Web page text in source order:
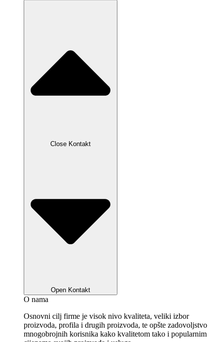
Close Kontakt
Open Kontakt
O nama
Osnovni cilj firme je visok nivo kvaliteta, veliki izbor
proizvoda, profila i drugih proizvoda, te opšte zadovoljstvo
mnogobrojnih korisnika kako kvalitetom tako i popularnim